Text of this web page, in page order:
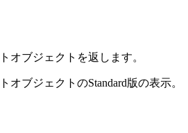
オブジェクトを返します。
オブジェクトのStandard版の表示。